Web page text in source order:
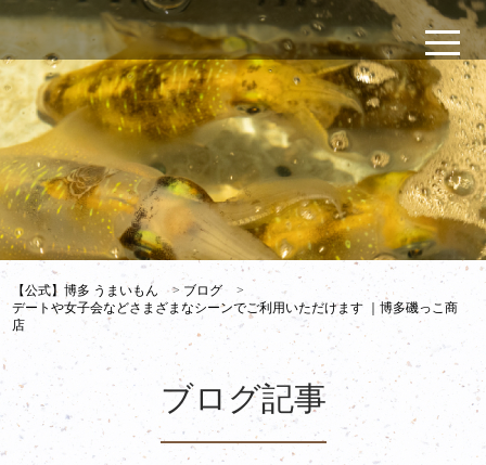
【公式】博多 うまいもん > ブログ
>
デートや女子会などさまざまなシーンでご利用いただけます ｜博多磯っこ商
店
ブログ記事